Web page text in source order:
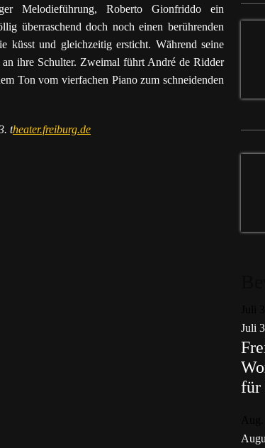
Melodieführung, Roberto Gionfriddo ein
überraschend doch noch einen berührenden
küsst und gleichzeitig ersticht. Während seine
ihre Schulter. Zweimal führt André de Ridder
Ton vom vierfachen Piano zum schneidenden
theater.freiburg.de
Juli
für